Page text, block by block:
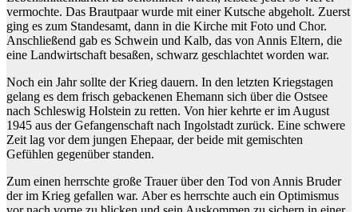
vermochte. Das Brautpaar wurde mit einer Kutsche abgeholt. Zuerst
ging es zum Standesamt, dann in die Kirche mit Foto und Chor.
Anschließend gab es Schwein und Kalb, das von Annis Eltern, die
eine Landwirtschaft besaßen, schwarz geschlachtet worden war.
Noch ein Jahr sollte der Krieg dauern. In den letzten Kriegstagen
gelang es dem frisch gebackenen Ehemann sich über die Ostsee
nach Schleswig Holstein zu retten. Von hier kehrte er im August
1945 aus der Gefangenschaft nach Ingolstadt zurück. Eine schwere
Zeit lag vor dem jungen Ehepaar, der beide mit gemischten
Gefühlen gegenüber standen.
Zum einen herrschte große Trauer über den Tod von Annis Bruder
der im Krieg gefallen war. Aber es herrschte auch ein Optimismus